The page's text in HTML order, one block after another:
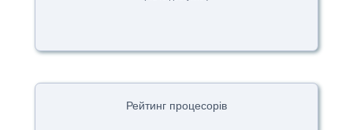
Рейтинг процесорів